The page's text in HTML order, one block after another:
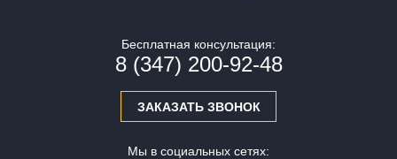
Бесплатная консультация:
8 (347) 200-92-48
ЗАКАЗАТЬ ЗВОНОК
Мы в социальных сетях: